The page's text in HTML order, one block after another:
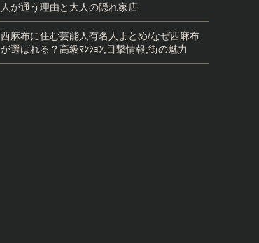
人が通う理由と大人の隠れ家店
西麻布に住む芸能人有名人まとめ/なぜ西麻布
が選ばれる？高級ﾏﾝｼｮﾝ,目撃情報,街の魅力